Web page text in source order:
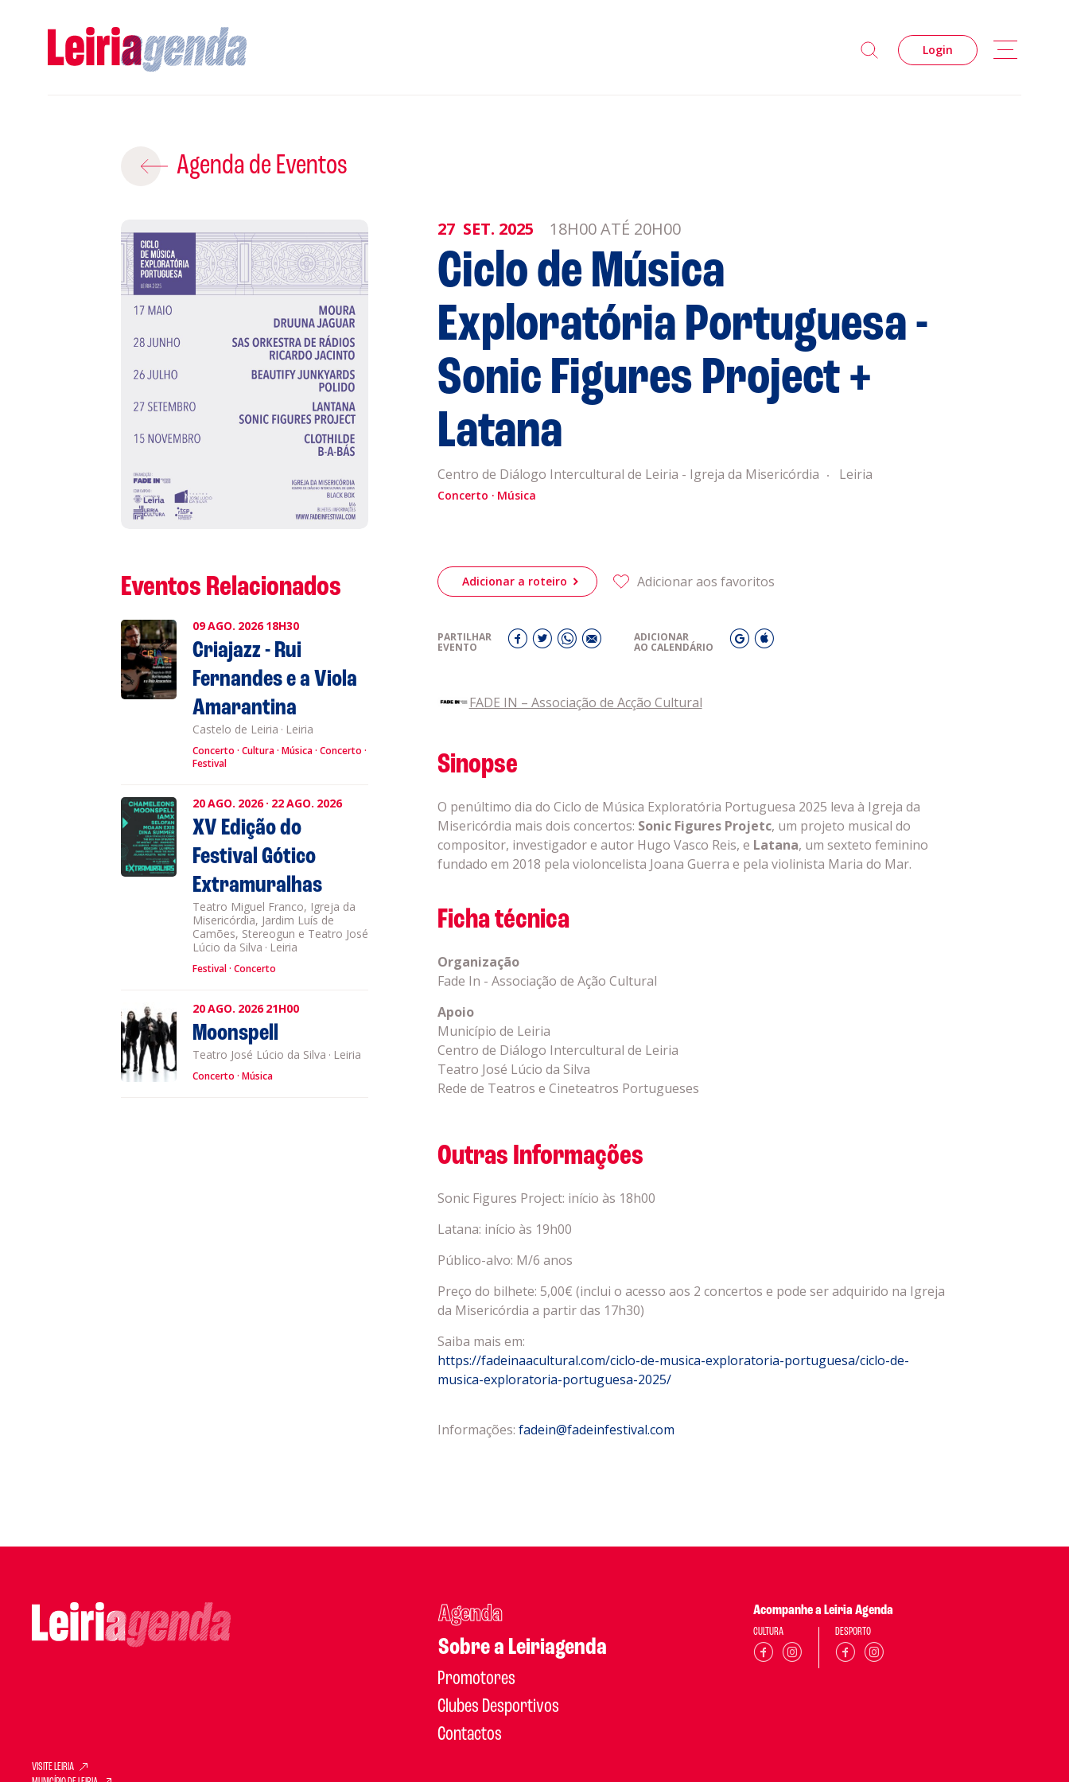
Login
Agenda
Sobre a
Leiriagenda
Promotores
Contactos
Política de Privacidade
Política de Cookies
Acompanhe a Leiria Agenda
Agenda de Eventos
27 SET. 2025 18H00 ATÉ 20H00
Ciclo de Música
Exploratória Portuguesa -
Sonic Figures Project +
Latana
Centro de Diálogo Intercultural de Leiria - Igreja da Misericórdia Leiria
Concerto Música
Adicionar a roteiro Adicionar aos favoritos
PARTILHAR
EVENTO
ADICIONAR
AO CALENDÁRIO
FADE IN – Associação de Acção Cultural
Sinopse
O penúltimo dia do Ciclo de Música Exploratória Portuguesa 2025 leva à Igreja da
Misericórdia mais dois concertos: Sonic Figures Projetc, um projeto musical do
compositor, investigador e autor Hugo Vasco Reis, e Latana, um sexteto feminino
fundado em 2018 pela violoncelista Joana Guerra e pela violinista Maria do Mar.
Ficha técnica
Organização
Fade In - Associação de Ação Cultural
Apoio
Município de Leiria
Centro de Diálogo Intercultural de Leiria
Teatro José Lúcio da Silva
Rede de Teatros e Cineteatros Portugueses
Outras Informações
Sonic Figures Project: início às 18h00
Latana: início às 19h00
Público-alvo: M/6 anos
Preço do bilhete: 5,00€ (inclui o acesso aos 2 concertos e pode ser adquirido na Igreja
da Misericórdia a partir das 17h30)
Saiba mais em:
https://fadeinaacultural.com/ciclo-de-musica-exploratoria-portuguesa/ciclo-de-
musica-exploratoria-portuguesa-2025/
Informações: fadein@fadeinfestival.com
Eventos Relacionados
09AGO. 202618H30
Criajazz - Rui
Fernandes e a Viola
Amarantina
Castelo de Leiria · Leiria
Concerto Cultura Música Concerto
Festival
20AGO. 2026· 22AGO. 2026
XV Edição do
Festival Gótico
Extramuralhas
Teatro Miguel Franco, Igreja da
Misericórdia, Jardim Luís de
Camões, Stereogun e Teatro José
Lúcio da Silva · Leiria
Festival Concerto
20AGO. 202621H00
Moonspell
Teatro José Lúcio da Silva · Leiria
Concerto Música
ROTEIROS EXISTENTES
CRIAR NOVO
Gravar
VISITE LEIRIA
Agenda
Sobre a Leiriagenda
Promotores
Clubes Desportivos
Contactos
Acompanhe a Leiria Agenda
CULTURA DESPORTO